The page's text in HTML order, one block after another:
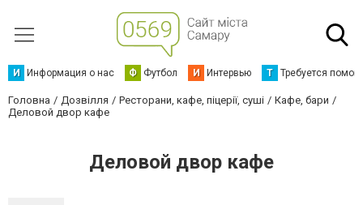
И Информация о нас Ф Футбол И Интервью Т Требуется
Головна Дозвілля Ресторани, кафе, піцерії, суші
Кафе, бари
Деловой двор кафе
Деловой двор кафе